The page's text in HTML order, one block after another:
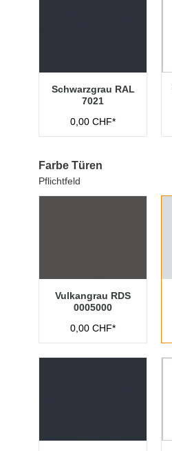
Schwarzgrau RAL
7021
0,00 CHF*
Farbe Türen
Pflichtfeld
Vulkangrau RDS
0005000
0,00 CHF*